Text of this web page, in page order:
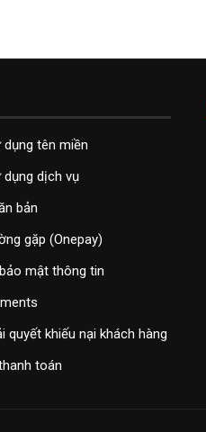
tên miền
dịch vụ
bản
gặp (Onepay)
mật thông tin
quyết khiếu nại khách hàng
toán